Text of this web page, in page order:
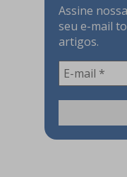
Assine
seu e-mail
artigos.